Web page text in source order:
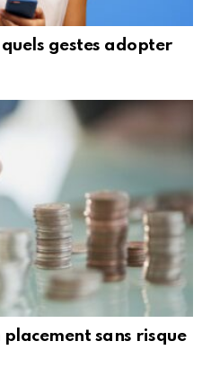
gestes adopter
placement sans risque